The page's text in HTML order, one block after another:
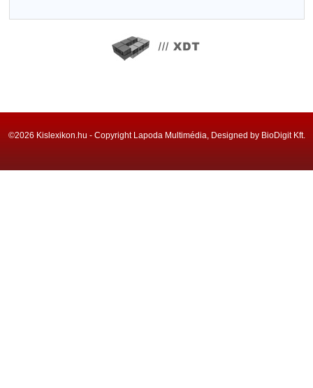
©2026 Kislexikon.hu - Copyright Lapoda Multimédia, Designed by BioDigit Kft.